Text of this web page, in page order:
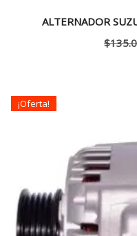
ALTERNADOR
$
¡Oferta!